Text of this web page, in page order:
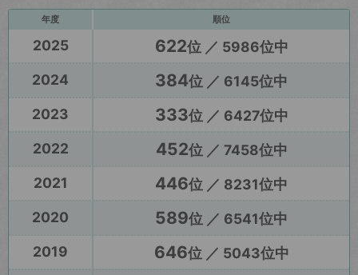
年度 順位
2025 622位 ／ 5986位中
2024
384位 ／ 6145位中
2023
333位 ／ 6427位中
2022
452位 ／ 7458位中
2021
446位 ／ 8231位中
2020
589位 ／ 6541位中
2019
646位 ／ 5043位中